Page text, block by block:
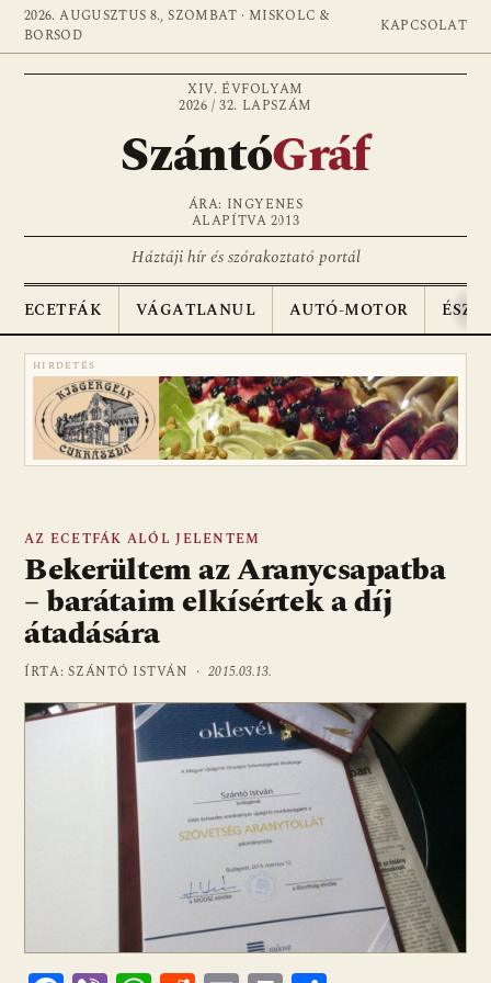
2026. AUGUSZTUS 8., SZOMBAT · MISKOLC &
BORSOD
KAPCSOLAT
XIV. ÉVFOLYAM
2026 / 32. LAPSZÁM
SzántóGráf
ÁRA: INGYENES
ALAPÍTVA 2013
Háztáji hír és szórakoztató portál
ECETFÁK VÁGATLANUL AUTÓ-MOTOR
HIRDETÉS
AZ ECETFÁK ALÓL JELENTEM
Bekerültem az Aranycsapatba
– barátaim elkísértek a díj
átadására
ÍRTA: SZÁNTÓ ISTVÁN ·2015.03.13.